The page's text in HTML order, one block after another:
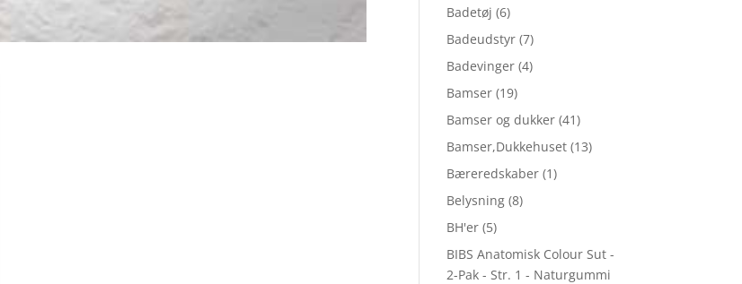
Badetøj (6)
Badeudstyr (7)
Badevinger (4)
Bamser (19)
Bamser og dukker (41)
Bamser,Dukkehuset (13)
Bæreredskaber (1)
Belysning (8)
BH'er (5)
BIBS Anatomisk Colour Sut -
2-Pak - Str. 1 - Naturgummi